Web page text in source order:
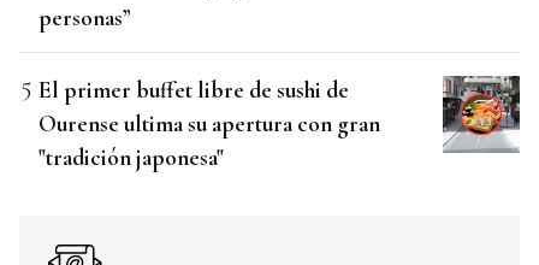
personas”
El primer buffet libre de sushi de
Ourense ultima su apertura con gran
"tradición japonesa"